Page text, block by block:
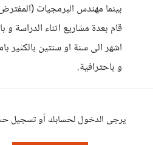
بينما مهندس البرمجيات
قام بعدة مشاريع اثناء الدراسة
اشهر الى سنة او سنتين بالكثير
و باحترافية.
يرجى الدخول لحسابك أو تسجيل